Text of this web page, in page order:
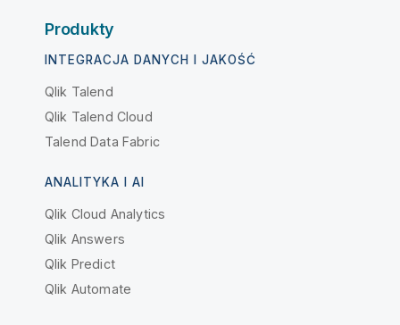
Produkty
INTEGRACJA DANYCH I JAKOŚĆ
Qlik Talend
Qlik Talend Cloud
Talend Data Fabric
ANALITYKA I AI
Qlik Cloud Analytics
Qlik Answers
Qlik Predict
Qlik Automate